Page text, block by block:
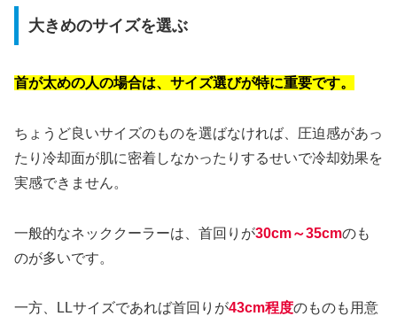
大きめのサイズを選ぶ
首が太めの人の場合は、サイズ選びが特に重要です。
ちょうど良いサイズのものを選ばなければ、圧迫感があっ
たり冷却面が肌に密着しなかったりするせいで冷却効果を
実感できません。
一般的なネッククーラーは、首回りが30cm～35cmのも
のが多いです。
一方、LLサイズであれば首回りが43cm程度のものも用意